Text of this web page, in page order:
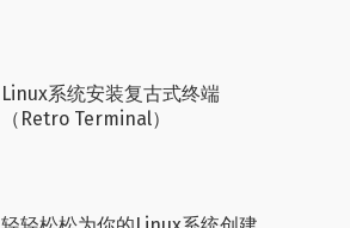
Linux系统安装复古式终端
（Retro Terminal）